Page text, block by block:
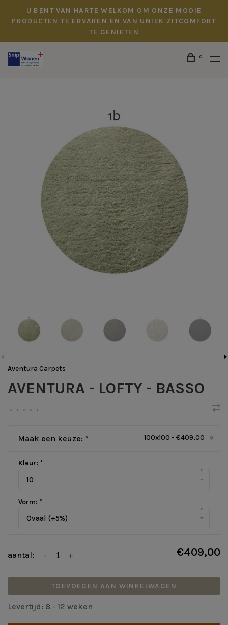
U BENT VAN HARTE WELKOM OM ONZE MOOIE
PRODUCTEN TE ERVAREN EN VAN UNIEK ZITCOMFORT
TE GENIETEN
0
Aventura Carpets
AVENTURA - LOFTY - BASSO
• • • • •
Maak een keuze: * 100x100 - €409,00 ▾
Kleur: *
10
▾
Vorm: *
Ovaal (+5%)
▾
aantal: +
- €409,00
TOEVOEGEN AAN WINKELWAGEN
Levertijd: 8 - 12 weken